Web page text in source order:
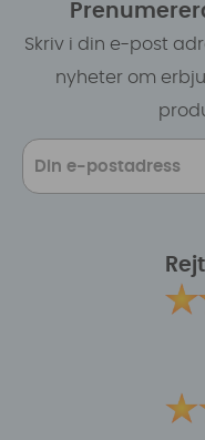
Skriv i din e-post
nyheter om